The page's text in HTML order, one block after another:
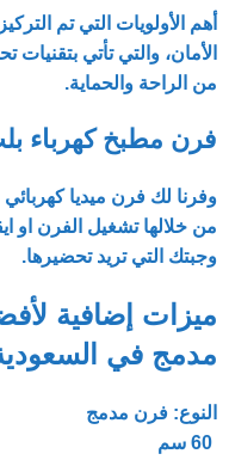
أهم الأولويات التي تم
الأمان، والتي تأتي
من الراحة والحماية.
فرن مطبخ كهرباء
وفرنا لك فرن ميديا
من خلالها تشغيل الفرن او
وجبتك التي تريد تحضيرها.
ميزات إضافية
مدمج في
النوع: فرن مدمج